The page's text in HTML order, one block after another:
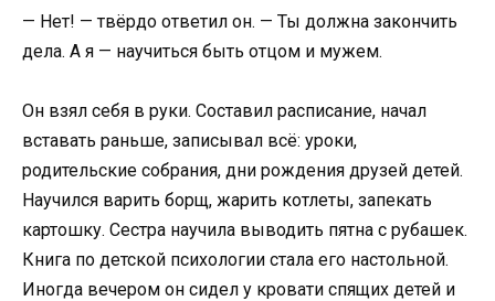
— Нет! — твёрдо ответил он. — Ты должна закончить
дела. А я — научиться быть отцом и мужем.
Он взял себя в руки. Составил расписание, начал
вставать раньше, записывал всё: уроки,
родительские собрания, дни рождения друзей детей.
Научился варить борщ, жарить котлеты, запекать
картошку. Сестра научила выводить пятна с рубашек.
Книга по детской психологии стала его настольной.
Иногда вечером он сидел у кровати спящих детей и